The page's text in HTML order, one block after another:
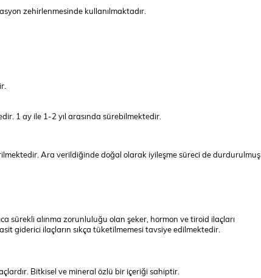
zehirlenmesinde kullanılmaktadır.
1 ay ile 1-2 yıl arasında sürebilmektedir.
Ara verildiğinde doğal olarak iyileşme süreci de durdurulmuş
sürekli alınma zorunluluğu olan şeker, hormon ve tiroid ilaçları
giderici ilaçların sıkça tüketilmemesi tavsiye edilmektedir.
Bitkisel ve mineral özlü bir içeriği sahiptir.